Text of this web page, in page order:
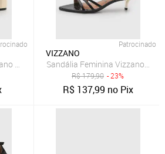
Salto Bloco Detalhe Metal Preto
Patrocinado
VIZZANO
Sandália Feminina Vizzano
R$179,90 - 23%
R$ 137,99 no Pix